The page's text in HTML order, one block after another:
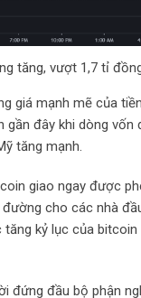
tăng, vượt 1,7 tỉ
giá mạnh mẽ của
gần đây khi dòng vốn
tăng mạnh.
giao ngay được
cho các nhà
kỷ lục của bitcoin
đứng đầu bộ phận